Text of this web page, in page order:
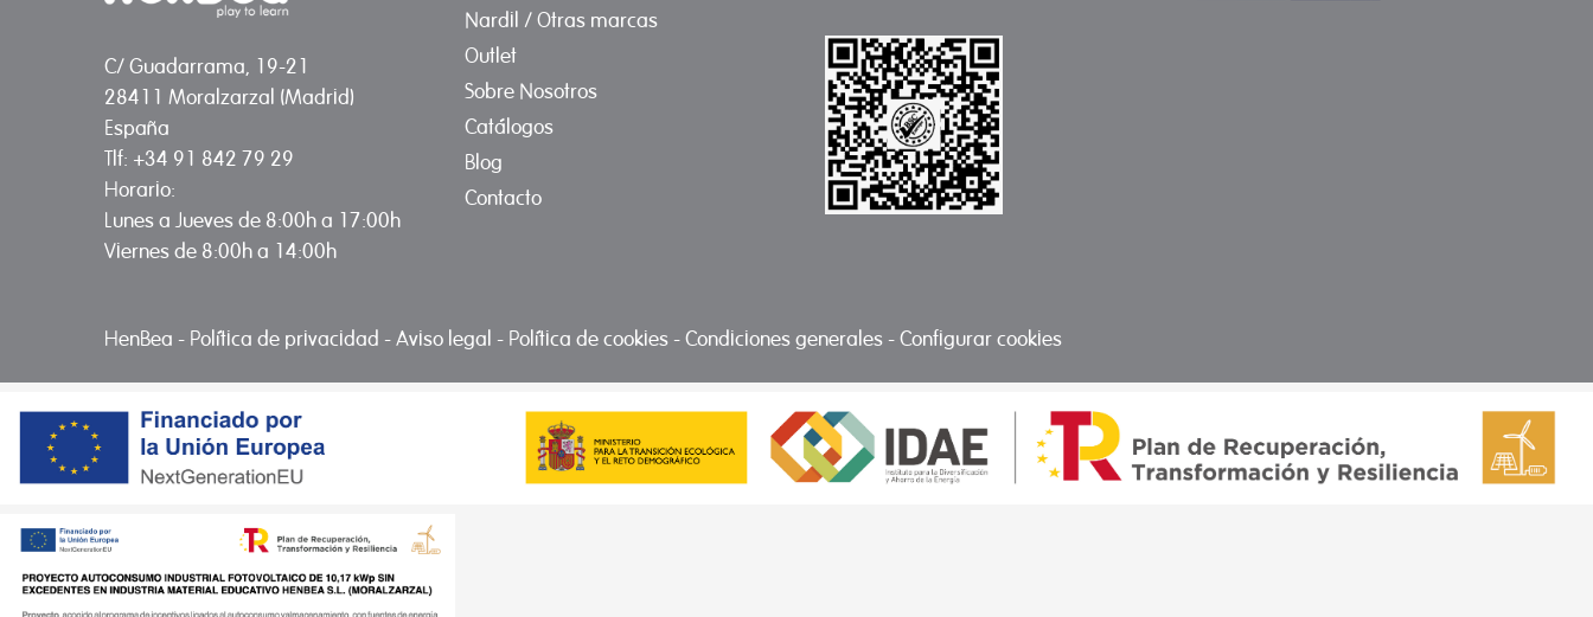
C/ Guadarrama, 19-21
28411 Moralzarzal (Madrid)
España
Tlf: +34 91 842 79 29
Horario:
Lunes a Jueves de 8:00h a 17:00h
Viernes de 8:00h a 14:00h
Nardil / Otras marcas
Outlet
Sobre Nosotros
Catálogos
Blog
Contacto
HenBea - Política de privacidad -Aviso legal - Política de cookies -Condiciones generales -Configurar cookies